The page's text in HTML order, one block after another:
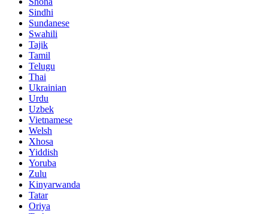
Sindhi
Sundanese
Swahili
Tajik
Tamil
Telugu
Thai
Ukrainian
Urdu
Uzbek
Vietnamese
Welsh
Xhosa
Yiddish
Yoruba
Zulu
Kinyarwanda
Tatar
Oriya